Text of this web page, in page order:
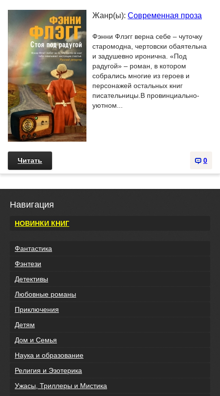
Жанр(ы): Современная проза
Фэнни Флэгг верна себе – чуточку
старомодна, чертовски обаятельна
и задушевно иронична. «Под
радугой» – роман, в котором
собрались многие из героев и
персонажей остальных книг
писательницы.В провинциально-
уютном...
0
Читать
Навигация
НОВИНКИ КНИГ
Фантастика
Фэнтези
Детективы
Любовные романы
Приключения
Детям
Дом и Семья
Наука и образование
Религия и Эзотерика
Ужасы, Триллеры и Мистика